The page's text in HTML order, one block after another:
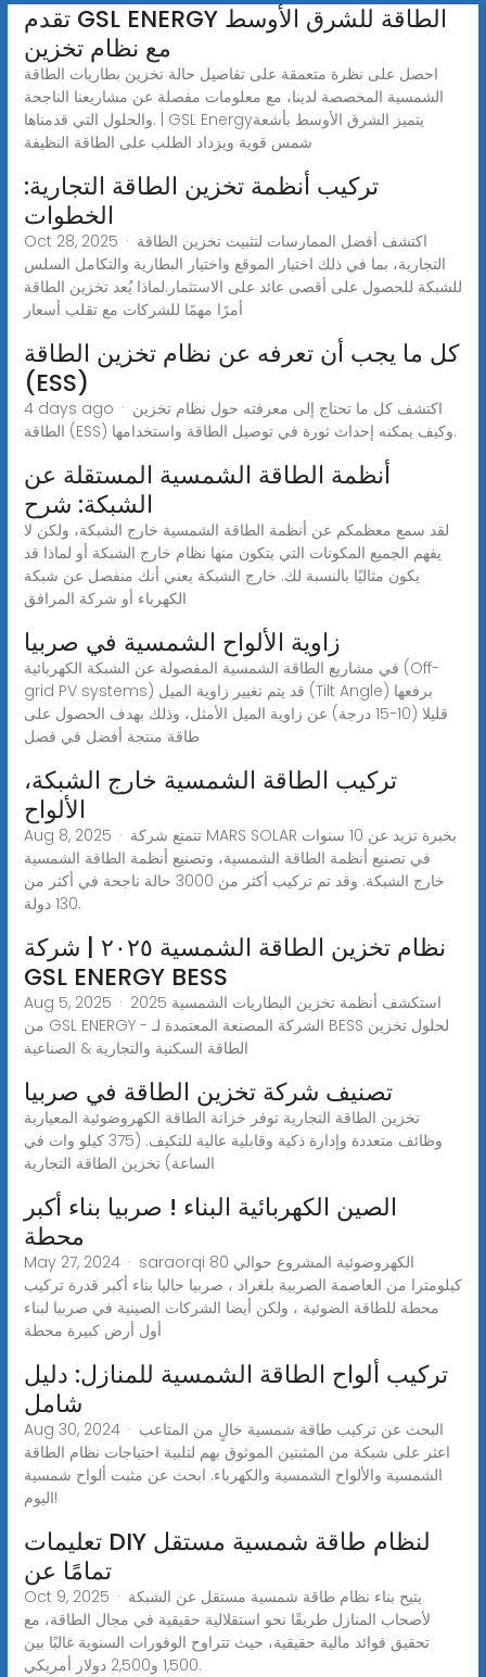
تقدم GSL ENERGY الطاقة للشرق الأوسط
مع نظام تخزين
احصل على نظرة متعمقة على تفاصيل حالة تخزين بطاريات الطاقة
الشمسية المخصصة لدينا، مع معلومات مفصلة عن مشاريعنا الناجحة
والحلول التي قدمناها. | GSL Energyيتميز الشرق الأوسط بأشعة
شمس قوية ويزداد الطلب على الطاقة النظيفة
تركيب أنظمة تخزين الطاقة التجارية:
الخطوات
Oct 28, 2025 · اكتشف أفضل الممارسات لتثبيت تخزين الطاقة
التجارية، بما في ذلك اختيار الموقع واختيار البطارية والتكامل السلس
للشبكة للحصول على أقصى عائد على الاستثمار.لماذا يُعد تخزين الطاقة
أمرًا مهمًا للشركات مع تقلب أسعار
كل ما يجب أن تعرفه عن نظام تخزين الطاقة
(ESS)
4 days ago · اكتشف كل ما تحتاج إلى معرفته حول نظام تخزين
الطاقة (ESS) وكيف يمكنه إحداث ثورة في توصيل الطاقة واستخدامها.
أنظمة الطاقة الشمسية المستقلة عن
الشبكة: شرح
لقد سمع معظمكم عن أنظمة الطاقة الشمسية خارج الشبكة، ولكن لا
يفهم الجميع المكونات التي يتكون منها نظام خارج الشبكة أو لماذا قد
يكون مثاليًا بالنسبة لك. خارج الشبكة يعني أنك منفصل عن شبكة
الكهرباء أو شركة المرافق
زاوية الألواح الشمسية في صربيا
في مشاريع الطاقة الشمسية المفصولة عن الشبكة الكهربائية (Off-
grid PV systems) قد يتم تغيير زاوية الميل (Tilt Angle) برفعها
قليلا (10-15 درجة) عن زاوية الميل الأمثل، وذلك بهدف الحصول على
طاقة منتجة أفضل في فصل
تركيب الطاقة الشمسية خارج الشبكة،
الألواح
Aug 8, 2025 · تتمتع شركة MARS SOLAR بخبرة تزيد عن 10 سنوات
في تصنيع أنظمة الطاقة الشمسية، وتصنيع أنظمة الطاقة الشمسية
خارج الشبكة. وقد تم تركيب أكثر من 3000 حالة ناجحة في أكثر من
130 دولة.
نظام تخزين الطاقة الشمسية ٢٠٢٥ | شركة
GSL ENERGY BESS
Aug 5, 2025 · استكشف أنظمة تخزين البطاريات الشمسية 2025
من GSL ENERGY - الشركة المصنعة المعتمدة لـ BESS لحلول تخزين
الطاقة السكنية والتجارية & الصناعية
تصنيف شركة تخزين الطاقة في صربيا
تخزين الطاقة التجارية توفر خزانة الطاقة الكهروضوئية المعيارية
وظائف متعددة وإدارة ذكية وقابلية عالية للتكيف. (375 كيلو وات في
الساعة) تخزين الطاقة التجارية
الصين الكهربائية البناء ! صربيا بناء أكبر
محطة
May 27, 2024 · saraorqi الكهروضوئية المشروع حوالي 80
كيلومترا من العاصمة الصربية بلغراد ، صربيا حاليا بناء أكبر قدرة تركيب
محطة للطاقة الضوئية ، ولكن أيضا الشركات الصينية في صربيا لبناء
أول أرض كبيرة محطة
تركيب ألواح الطاقة الشمسية للمنازل: دليل
شامل
Aug 30, 2024 · البحث عن تركيب طاقة شمسية خالٍ من المتاعب
اعثر على شبكة من المثبتين الموثوق بهم لتلبية احتياجات نظام الطاقة
الشمسية والألواح الشمسية والكهرباء. ابحث عن مثبت ألواح شمسية
اليوم!
تعليمات DIY لنظام طاقة شمسية مستقل
تمامًا عن
Oct 9, 2025 · يتيح بناء نظام طاقة شمسية مستقل عن الشبكة
لأصحاب المنازل طريقًا نحو استقلالية حقيقية في مجال الطاقة، مع
تحقيق فوائد مالية حقيقية، حيث تتراوح الوفورات السنوية غالبًا بين
1,500 و2,500 دولار أمريكي.